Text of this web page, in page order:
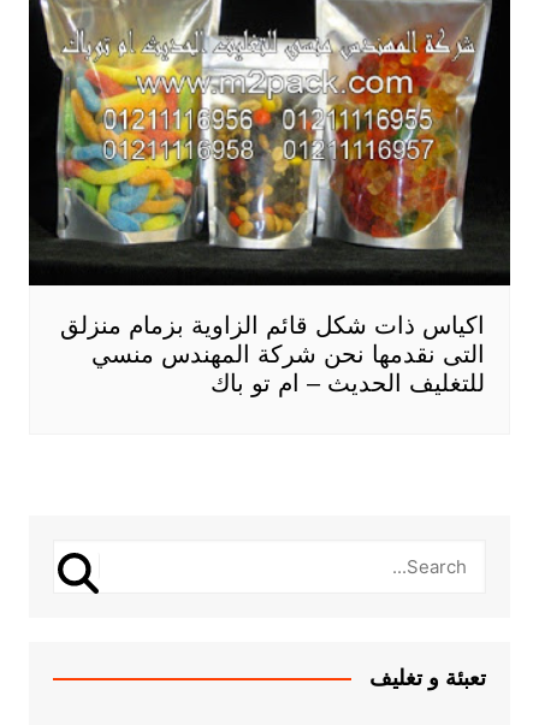
اكياس ذات شكل قائم الزاوية بزمام منزلق
التى نقدمها نحن شركة المهندس منسي
للتغليف الحديث – ام تو باك
تعبئة و تغليف